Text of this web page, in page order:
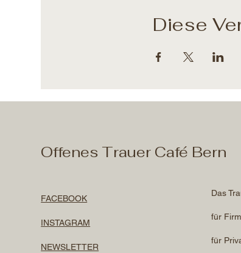
Diese
Offenes Trauer Café Bern
FACEBOOK
INSTAGRAM
NEWSLETTER
Das
für
für